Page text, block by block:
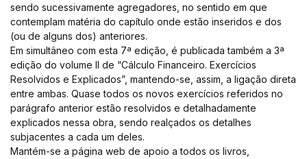
sendo sucessivamente agregadores, no sentido em que
contemplam matéria do capítulo onde estão inseridos e dos
(ou de alguns dos) anteriores.
Em simultâneo com esta 7ª edição, é publicada também a 3ª
edição do volume II de “Cálculo Financeiro. Exercícios
Resolvidos e Explicados”, mantendo-se, assim, a ligação direta
entre ambas. Quase todos os novos exercícios referidos no
parágrafo anterior estão resolvidos e detalhadamente
explicados nessa obra, sendo realçados os detalhes
subjacentes a cada um deles.
Mantém-se a página web de apoio a todos os livros,